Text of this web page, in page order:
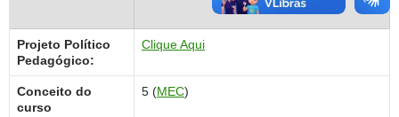
Projeto Político
Pedagógico:
Clique Aqui
Conceito do
curso
5 (MEC)